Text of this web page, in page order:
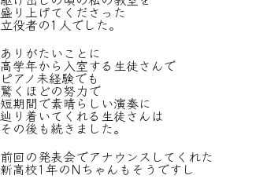
盛り上げてくださった
立役者の1人でした。
ありがたいことに
高学年から入室する生徒さんで
ピアノ未経験でも
驚くほどの努力で
短期間で素晴らしい演奏に
辿り着いてくれる生徒さんは
その後も続きました。
前回の発表会でアナウンスしてくれた
新高校1年のNちゃんもそうですし